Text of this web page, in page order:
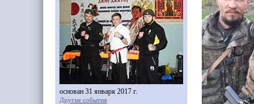
основан 31 января 2017 г.
Другие события